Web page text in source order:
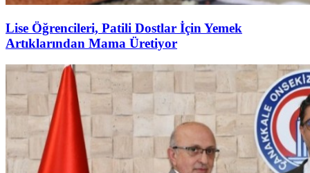
Lise Öğrencileri, Patili Dostlar İçin Yemek
Artıklarından Mama Üretiyor